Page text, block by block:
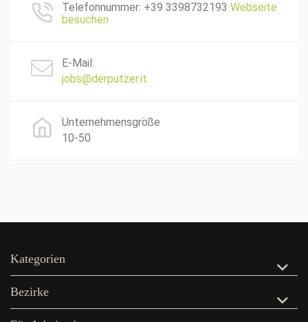
Telefonnummer: +39 3398732193 Webseite
besuchen
E-Mail:
jobs@derputzer.it
Unternehmensgröße
10-50
Kategorien
Bezirke